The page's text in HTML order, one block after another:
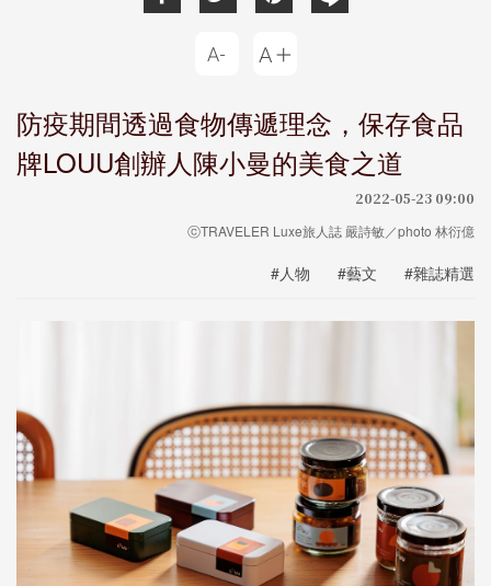
防疫期間透過食物傳遞理念，保存食品
牌LOUU創辦人陳小曼的美食之道
2022-05-23 09:00
ⓒTRAVELER Luxe旅人誌 嚴詩敏／photo 林衍億
#人物 #藝文 #雜誌精選